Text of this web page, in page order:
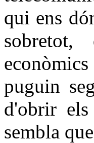
qui ens
sobretot,
puguin
d'obrir
sembla